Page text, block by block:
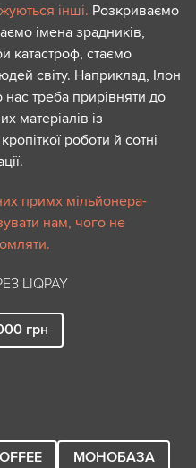
інші. Розкриваємо
імена зрадників,
катастроф, стаємо
світу. Наприклад, Ілон
треба прирівняти до
матеріалів із
роботи й сотні
примх мільйонера-
нам, чого не
LIQPAY
грн
МОНОБАЗА